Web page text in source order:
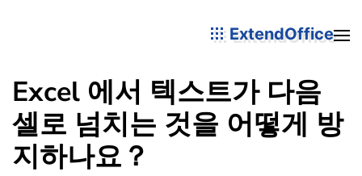
ExtendOffice
Excel 에서 텍스트가 다음
셀로 넘치는 것을 어떻게 방
지하나요？